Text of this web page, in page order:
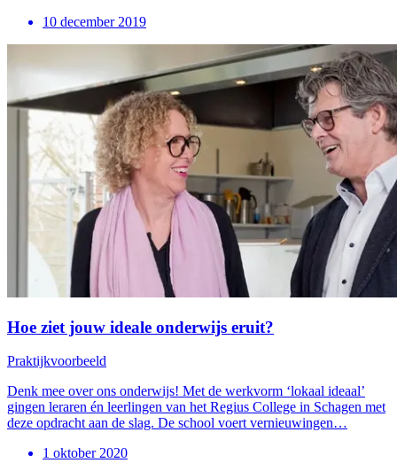
10 december 2019
Hoe ziet jouw ideale onderwijs eruit?
Praktijkvoorbeeld
Denk mee over ons onderwijs! Met de werkvorm ‘lokaal ideaal’
gingen leraren én leerlingen van het Regius College in Schagen met
deze opdracht aan de slag. De school voert vernieuwingen…
1 oktober 2020